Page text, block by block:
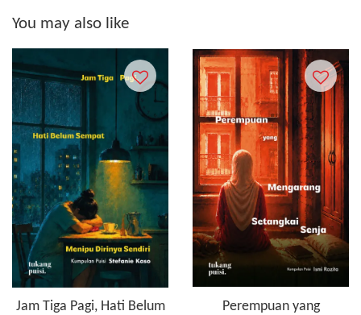
You may also like
Jam Tiga Pagi, Hati Belum
Perempuan yang